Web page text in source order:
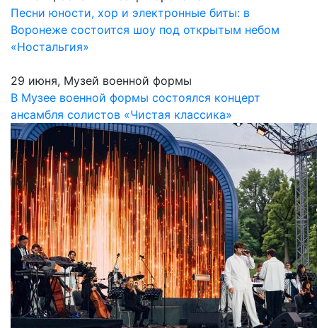
Песни юности, хор и электронные биты: в
Воронеже состоится шоу под открытым небом
«Ностальгия»
29 июня, Музей военной формы
В Музее военной формы состоялся концерт
ансамбля солистов «Чистая классика»